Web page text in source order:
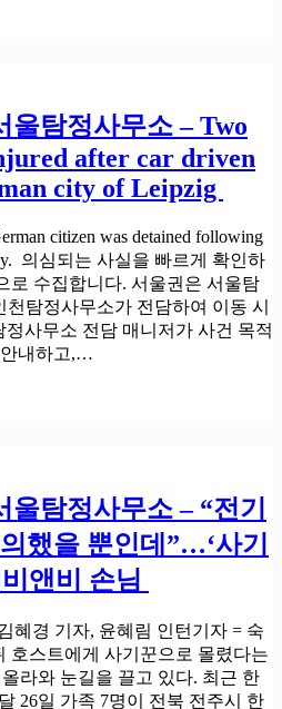
울탐정사무소 – Two
after car driven
city of Leipzig
citizen was detained following
의심되는 사실을 빠르게 확인하
로 수집합니다. 서울권은 서울탐
탐정사무소가 전담하여 이동 시
사무소 전담 매니저가 사건 목적
안내하고,…
탐정사무소 – “전기
했을 뿐인데”…‘사기
앤비 손님
혜경 기자, 윤혜림 인턴기자 = 숙
호스트에게 사기꾼으로 몰렸다는
라와 눈길을 끌고 있다. 최근 한
26일 가족 7명이 전북 전주시 한